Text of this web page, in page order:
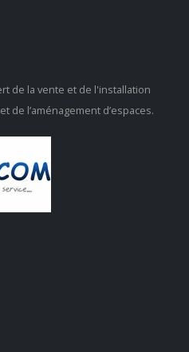
de la vente et de l'installation
l’aménagement d’espaces.